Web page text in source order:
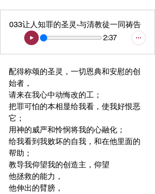
033让人知罪的圣灵-与清教徒一同祷告
2:37
配得称颂的圣灵，一切恩典和安慰的创
始者，
请来在我心中动悔改的工；
把罪可怕的本相显给我看，使我好恨恶
它；
用神的威严和怜悯将我的心融化；
给我看到我败坏的自我，和在他里面的
帮助；
教导我仰望我的创造主，仰望
他拯救的能力，
他伸出的臂膀，